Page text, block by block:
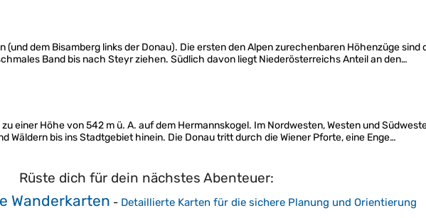
(und dem Bisamberg links der Donau). Die ersten den Alpen zurechenbaren Höhenzüge
Band bis nach Steyr ziehen. Südlich davon liegt Niederösterreichs Anteil an den…
einer Höhe von 542 m ü. A. auf dem Hermannskogel. Im Nordwesten, Westen und
Wäldern bis ins Stadtgebiet hinein. Die Donau tritt durch die Wiener Pforte, eine Enge…
Rüste dich für dein nächstes Abenteuer:
Wanderkarten - Detaillierte Karten für die sichere Planung und Orientierung